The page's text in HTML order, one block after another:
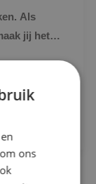
Als
jij het
ons